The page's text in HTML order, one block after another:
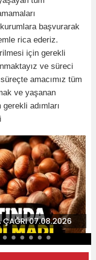
başvurarak
rica ederiz.
için gerekli
ve süreci
amacımız tüm
ve yaşanan
adımları
ÇAĞRI 07.08.2026